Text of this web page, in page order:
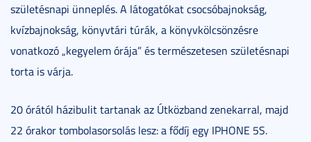
születésnapi ünneplés. A látogatókat csocsóbajnokság,
kvízbajnokság, könyvtári túrák, a könyvkölcsönzésre
vonatkozó „kegyelem órája” és természetesen születésnapi
torta is várja.
20 órától házibulit tartanak az Útközband zenekarral, majd
22 órakor tombolasorsolás lesz: a fődíj egy IPHONE 5S.